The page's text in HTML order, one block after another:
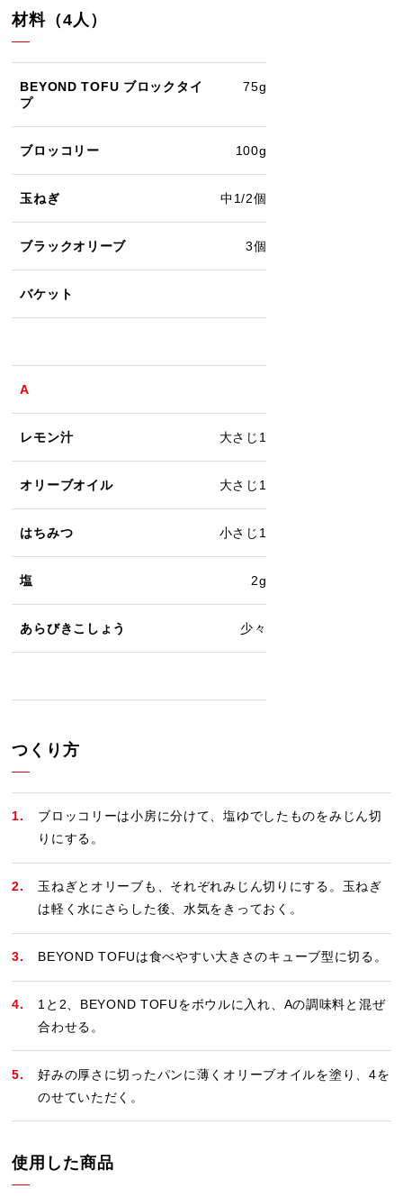
材料（4人）
BEYOND TOFU ブロックタイ
プ
75g
ブロッコリー 100g
玉ねぎ 中1/2個
ブラックオリーブ 3個
バケット
A
レモン汁 大さじ1
オリーブオイル 大さじ1
はちみつ 小さじ1
塩 2g
あらびきこしょう 少々
つくり方
ブロッコリーは小房に分けて、塩ゆでしたものをみじん切
りにする。
玉ねぎとオリーブも、それぞれみじん切りにする。玉ねぎ
は軽く水にさらした後、水気をきっておく。
BEYOND TOFUは食べやすい大きさのキューブ型に切る。
1と2、BEYOND TOFUをボウルに入れ、Aの調味料と混ぜ
合わせる。
好みの厚さに切ったパンに薄くオリーブオイルを塗り、4を
のせていただく。
使用した商品